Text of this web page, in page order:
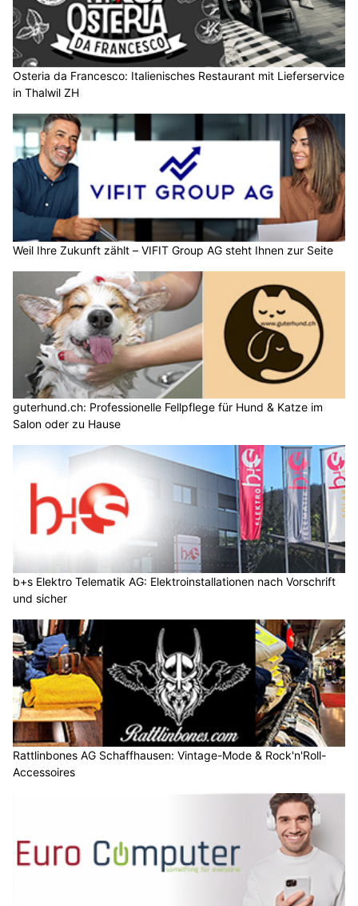
Osteria da Francesco: Italienisches Restaurant mit Lieferservice
in Thalwil ZH
Weil Ihre Zukunft zählt – VIFIT Group AG steht Ihnen zur Seite
guterhund.ch: Professionelle Fellpflege für Hund & Katze im
Salon oder zu Hause
b+s Elektro Telematik AG: Elektroinstallationen nach Vorschrift
und sicher
Rattlinbones AG Schaffhausen: Vintage-Mode & Rock'n'Roll-
Accessoires